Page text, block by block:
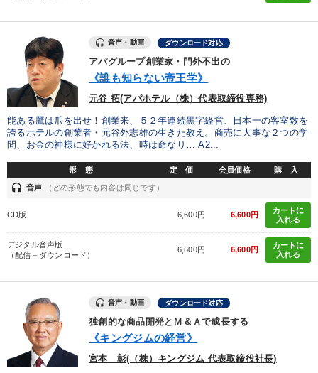
音声・動画 ダウンロード対応
アパグループ創業家・門外不出の
《誰も知らない帝王学》
元谷 拓(アパホテル（株）代表取締役専務)
能ある鷹は爪を出せ！創業来、５２年連続黒字経営、日本一の客室数を
誇るホテルの創業者・元谷外志雄の生きた教え。商売に大事な２つの学
問、お金の神様に好かれる法、時は命なり… A2...
形 態 定 価 会員価格 購 入
headset 音声 （どの形態でも内容は同じです）
CD版 6,600円 6,600円
カートに
入れる
デジタル音声版
（配信＋ダウンロード）
6,600円 6,600円
カートに
入れる
音声・動画 ダウンロード対応
独創的な商品開発とＭ＆Ａで成長する
《キングジムの経営》
宮本 彰(（株）キングジム 代表取締役社長)